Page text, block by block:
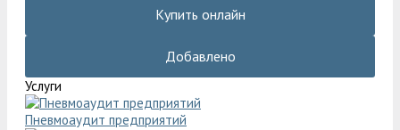
Купить онлайн
Добавлено
Услуги
Пневмоаудит предприятий